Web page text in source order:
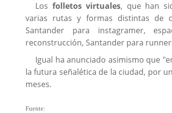
Los folletos virtuales, que han
varias rutas y formas distintas de
Santander para instagramer,
reconstrucción, Santander para
Igual ha anunciado asimismo que
la futura señalética de la ciudad, por
meses.
Fuente: